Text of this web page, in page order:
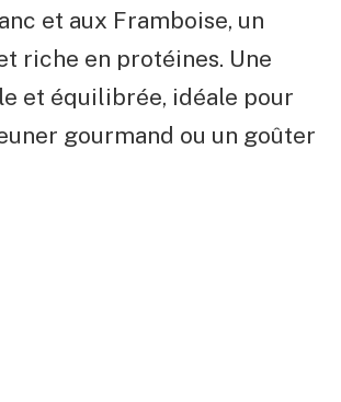
et aux Framboise, un
riche en protéines. Une
et équilibrée, idéale pour
gourmand ou un goûter